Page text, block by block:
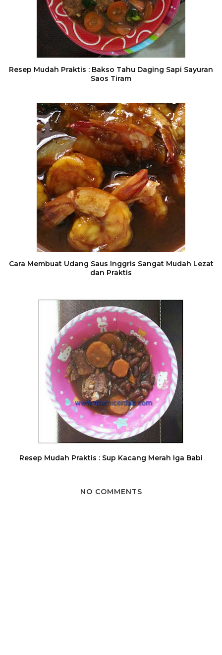
Resep Mudah Praktis : Bakso Tahu Daging Sapi Sayuran
Saos Tiram
Cara Membuat Udang Saus Inggris Sangat Mudah Lezat
dan Praktis
Resep Mudah Praktis : Sup Kacang Merah Iga Babi
NO COMMENTS